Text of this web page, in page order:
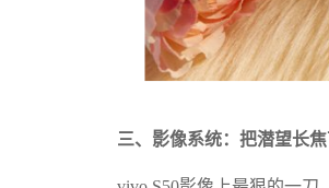
三、影像系统：把潜望长